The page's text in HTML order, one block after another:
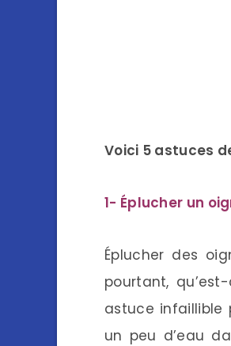
Voici 5 astuces
1- Éplucher un
Éplucher des
pourtant,
astuce infaillible
un peu d’eau